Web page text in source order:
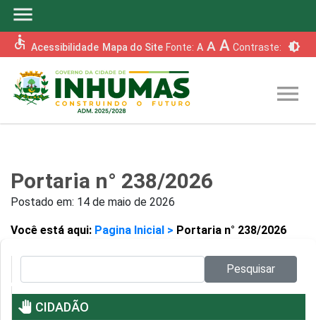
menu
accessible Acessibilidade Mapa do Site Fonte: A A A Contraste: brightness_6
menu
Portaria n° 238/2026
Postado em: 14 de maio de 2026
Você está aqui: Pagina Inicial > Portaria n° 238/2026
Pesquisar
pan_tool CIDADÃO